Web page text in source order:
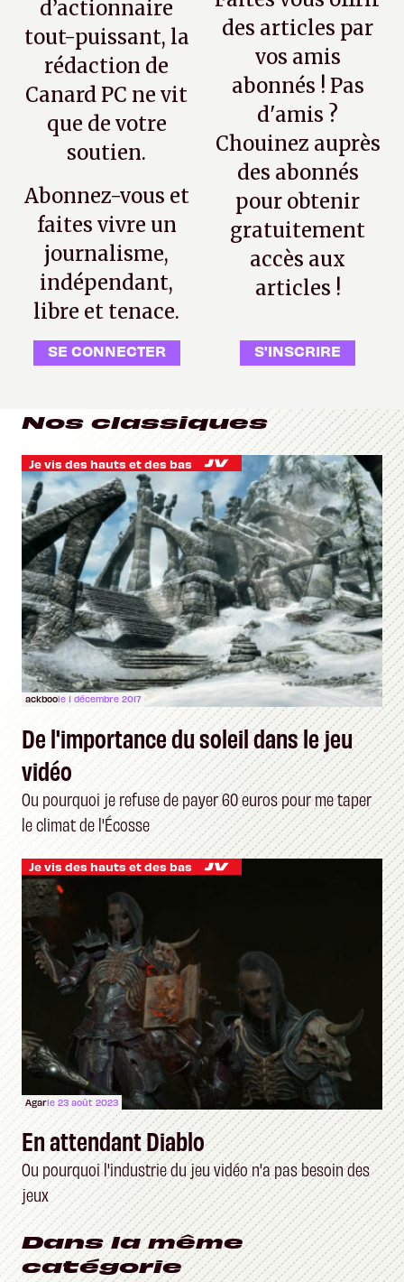
d’actionnaire
tout-puissant, la
rédaction de
Canard PC ne vit
que de votre
soutien.
Abonnez-vous et
faites vivre un
journalisme,
indépendant,
libre et tenace.
SE CONNECTER
des articles par
vos amis
abonnés ! Pas
d'amis ?
Chouinez auprès
des abonnés
pour obtenir
gratuitement
accès aux
articles !
S'INSCRIRE
Nos classiques
Je vis des hauts et des bas
ackboole 1 décembre 2017
De l'importance du soleil dans le jeu
vidéo
Ou pourquoi je refuse de payer 60 euros pour me taper
le climat de l'Écosse
Je vis des hauts et des bas
Agarle 23 août 2023
En attendant Diablo
Ou pourquoi l'industrie du jeu vidéo n'a pas besoin des
jeux
Dans la même
catégorie